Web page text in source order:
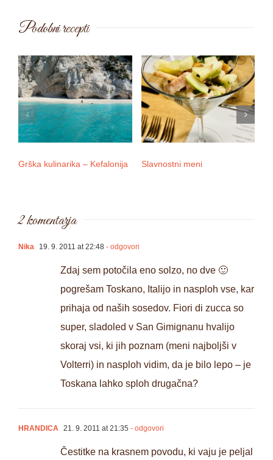
Podobni recepti
Grška kulinarika – Kefalonija Slavnostni meni
2 komentarja
Nika 19. 9. 2011 at 22:48 - odgovori
Zdaj sem potočila eno solzo, no dve 🙂
pogrešam Toskano, Italijo in nasploh vse, kar
prihaja od naših sosedov. Fiori di zucca so
super, sladoled v San Gimignanu hvalijo
skoraj vsi, ki jih poznam (meni najboljši v
Volterri) in nasploh vidim, da je bilo lepo – je
Toskana lahko sploh drugačna?
HRANDICA 21. 9. 2011 at 21:35 - odgovori
Čestitke na krasnem povodu, ki vaju je peljal